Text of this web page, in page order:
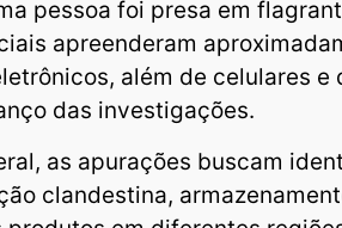
pessoa foi presa em
apreenderam
além de celulares e
das investigações.
as apurações buscam
clandestina,